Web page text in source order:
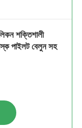
শক্তিশালী
পাইলট বেলুন সহ